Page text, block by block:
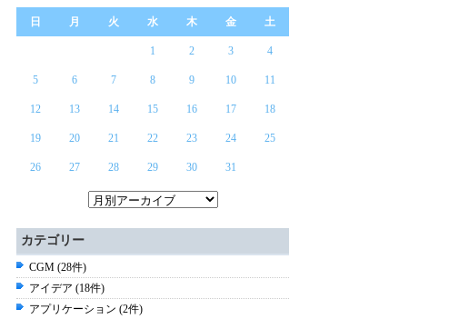
日 月 火 水 木 金 土
1 2 3 4
5 6 7 8 9 10 11
12 13 14 15 16 17 18
19 20 21 22 23 24 25
26 27 28 29 30 31
カテゴリー
CGM (28件)
アイデア (18件)
アプリケーション (2件)